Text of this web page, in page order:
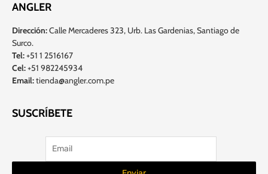
ANGLER
Dirección:Calle Mercaderes 323, Urb. Las Gardenias, Santiago de
Surco.
Tel:+51 1 2516167
Cel:+51 982245934
Email:tienda@angler.com.pe
SUSCRÍBETE